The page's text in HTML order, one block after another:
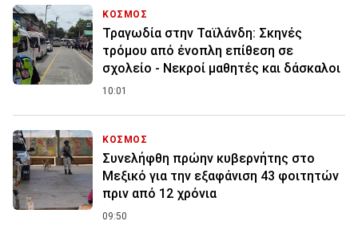
ΚΟΣΜΟΣ
Τραγωδία στην Ταϊλάνδη: Σκηνές
τρόμου από ένοπλη επίθεση σε
σχολείο - Νεκροί μαθητές και δάσκαλοι
10:01
ΚΟΣΜΟΣ
Συνελήφθη πρώην κυβερνήτης στο
Μεξικό για την εξαφάνιση 43 φοιτητών
πριν από 12 χρόνια
09:50